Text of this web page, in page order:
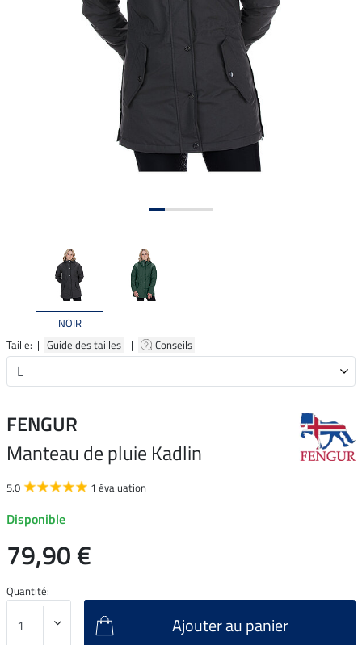
NOIR
Taille: | Guide des tailles | Conseils
FENGUR
Manteau de pluie Kadlin
5.0 1 évaluation
Disponible
79,90 €
Quantité:
Ajouter au panier